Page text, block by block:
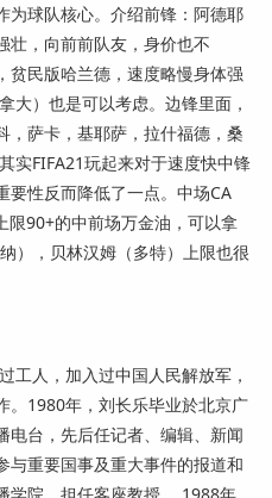
为球队核心。介绍前锋：阿德耶
壮，向前前队友，身价也不
贫民版哈兰德，速度略慢身体强
大）也是可以考虑。边锋里面，
，萨卡，基耶萨，拉什福德，桑
实FIFA21玩起来对于速度快中锋
要性反而降低了一点。中场CA
限90+的中前场万金油，可以拿
），贝林汉姆（多特）上限也很
工人，加入过中国人民解放军，
。1980年，刘长乐毕业於北京广
电台，先后任记者、编辑、新闻
与重要国事及重大事件的报道和